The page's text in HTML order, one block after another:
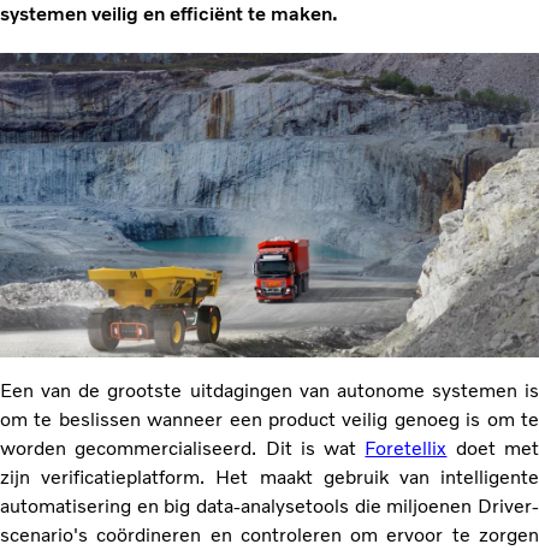
systemen veilig en efficiënt te maken.
Een van de grootste uitdagingen van autonome systemen is
om te beslissen wanneer een product veilig genoeg is om te
worden gecommercialiseerd. Dit is wat Foretellix doet met
zijn verificatieplatform. Het maakt gebruik van intelligente
automatisering en big data-analysetools die miljoenen Driver-
scenario's coördineren en controleren om ervoor te zorgen